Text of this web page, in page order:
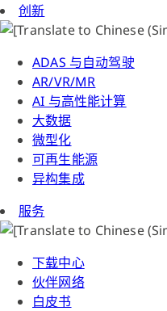
创新
ADAS 与自动驾驶
AR/VR/MR
AI 与高性能计算
大数据
微型化
可再生能源
异构集成
服务
下载中心
伙伴网络
白皮书